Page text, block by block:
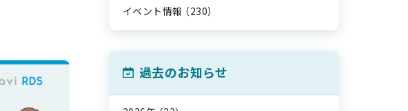
イベント情報 （230）
過去のお知らせ